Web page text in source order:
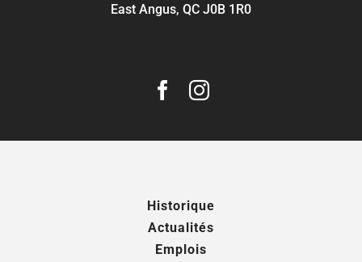
East Angus, QC J0B 1R0
Historique
Actualités
Emplois